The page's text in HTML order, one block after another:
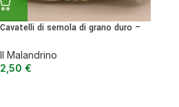
Cavatelli di semola di grano duro –
Il Malandrino
2,50 €